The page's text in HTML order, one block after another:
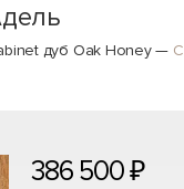
дуб Oak Honey—
386 500 ₽